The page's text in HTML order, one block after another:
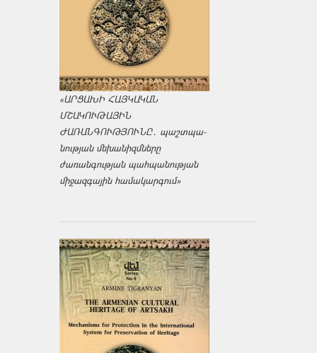
«ԱՐՑԱԽԻ ՀԱՅԿԱԿԱՆ
ՄՇԱԿՈՒԹԱՅԻՆ
ԺԱՌԱՆԳՈՒԹՅՈՒՆԸ․ պաշտպա­
նության մեխանիզմները
ժառանգության պահպանության
միջազ­գային համակարգում»